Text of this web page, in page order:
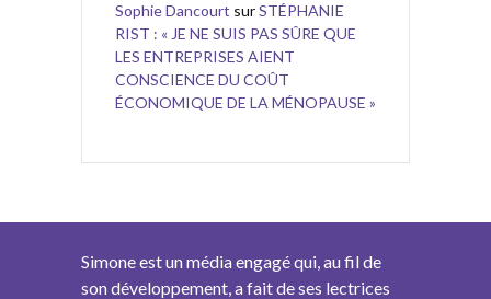
Sophie Dancourt surSTÉPHANIE
RIST : « JE NE SUIS PAS SÛRE QUE
LES ENTREPRISES AIENT
CONSCIENCE DU COÛT
ÉCONOMIQUE DE LA MÉNOPAUSE »
Simone est un média engagé qui, au fil de
son développement, a fait de ses lectrices